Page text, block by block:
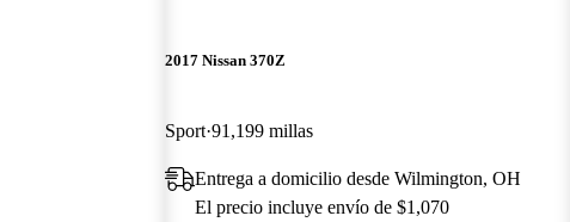
2017 Nissan 370Z
Sport 91,199 millas
Entrega a domicilio desde Wilmington, OH
El precio incluye envío de $1,070